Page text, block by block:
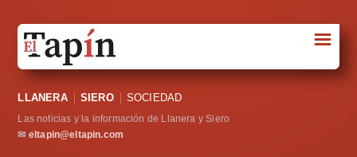
Sociedad
Política
☰
LLANERA SIERO SOCIEDAD
Las noticias y la información de Llanera y Siero
✉ eltapin@eltapin.com